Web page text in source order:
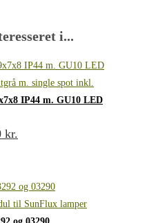
i...
IP44 m. GU10 LED
kr..
kr.
99,00 kr..